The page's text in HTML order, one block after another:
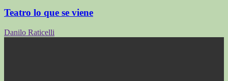
Teatro lo que se viene
Danilo Raticelli